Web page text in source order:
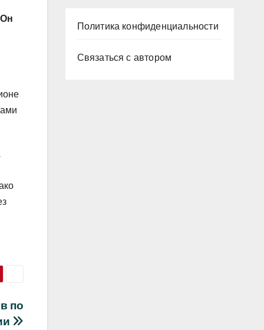
по
Политика конфиденциальности
Связаться с автором